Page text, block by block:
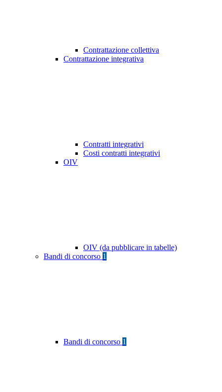
Contrattazione collettiva
Contrattazione integrativa
Contratti integrativi
Costi contratti integrativi
OIV
OIV (da pubblicare in tabelle)
Bandi di concorso 1
Bandi di concorso 1